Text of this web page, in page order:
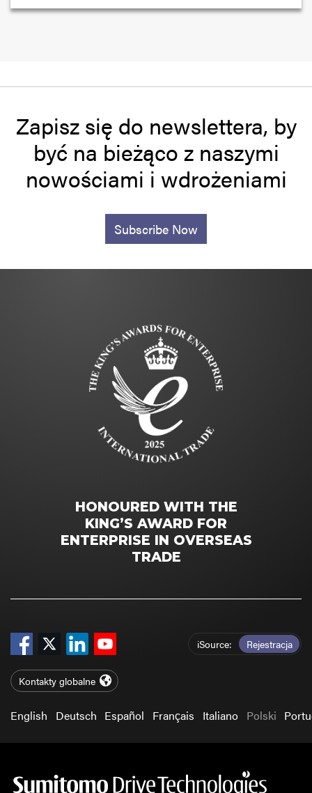
Zapisz się do newslettera, by
być na bieżąco z naszymi
nowościami i wdrożeniami
Subscribe Now
HONOURED WITH THE
KING’S AWARD FOR
ENTERPRISE IN OVERSEAS
TRADE
iSource Rejestracja
Kontakty globalne
English Deutsch Español Français Italiano Polski